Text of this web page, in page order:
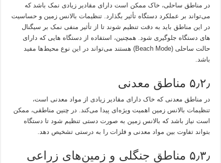
در مناطق ساحلی، خاک ممکن است دارای مقادیر زیادی نمک باشد که
می‌تواند بر عملکرد دستگاه تأثیر بگذارد. تنظیمات بالانس زمین و حساسیت
در این مناطق باید به دقت تنظیم شوند تا از تأثیر منفی نمک بر سیگنال‌
های دستگاه جلوگیری شود. همچنین، استفاده از دستگاه‌ هایی که دارای
حالت ساحلی (Beach Mode) هستند می‌تواند در این نوع محیط‌ها مفید
باشد.
۵٫۲٫ مناطق معدنی
در مناطق معدنی که خاک دارای مقادیر زیادی از مواد معدنی است،
تنظیمات بالانس زمین اهمیت ویژه‌ای پیدا می‌کند. در چنین مناطقی، ممکن
است نیاز باشد که بالانس زمین به صورت دستی تنظیم شود تا دستگاه
بتواند تفاوت بین مواد معدنی و فلزات را به درستی تشخیص دهد.
۵٫۳٫ مناطق جنگلی و زمین‌های زراعی